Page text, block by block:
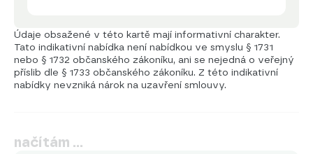
Údaje obsažené v této kartě mají informativní charakter.
Tato indikativní nabídka není nabídkou ve smyslu § 1731
nebo § 1732 občanského zákoníku, ani se nejedná o veřejný
příslib dle § 1733 občanského zákoníku. Z této indikativní
nabídky nevzniká nárok na uzavření smlouvy.
načítám …